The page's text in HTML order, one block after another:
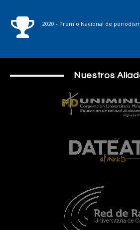
2020 - Premio Nacional de
Nuestros